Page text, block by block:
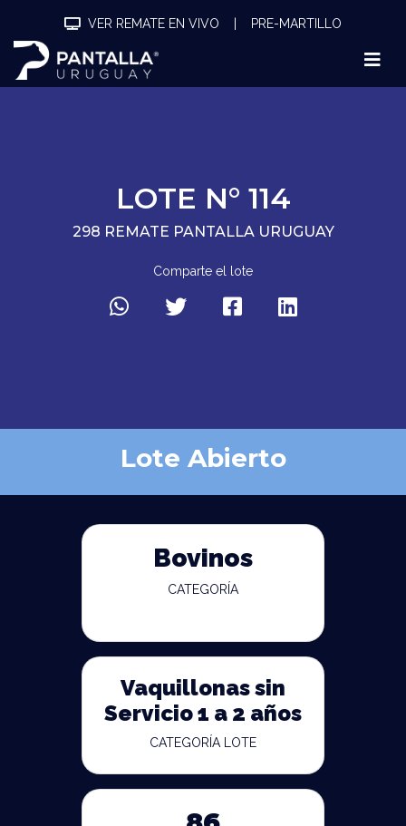
VER REMATE EN VIVO PRE-MARTILLO
LOTE N° 114
298 REMATE PANTALLA URUGUAY
Comparte el lote
Lote Abierto
Bovinos
CATEGORÍA
Vaquillonas sin
Servicio 1 a 2 años
CATEGORÍA LOTE